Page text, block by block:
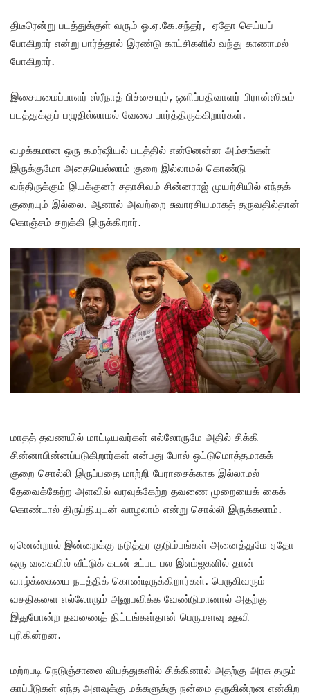
திடீரென்று படத்துக்குள் வரும் ஓ.ஏ.கே.சுந்தர், ஏதோ செய்யப்
போகிறார் என்று பார்த்தால் இரண்டு காட்சிகளில் வந்து காணாமல்
போகிறார்.
இசையமைப்பாளர் ஸ்ரீநாத் பிச்சையும், ஒளிப்பதிவாளர் பிரான்ஸிசும்
படத்துக்குப் பழுதில்லாமல் வேலை பார்த்திருக்கிறார்கள்.
வழக்கமான ஒரு கமர்ஷியல் படத்தில் என்னென்ன அம்சங்கள்
இருக்குமோ அதையெல்லாம் குறை இல்லாமல் கொண்டு
வந்திருக்கும் இயக்குனர் சதாசிவம் சின்னராஜ் முயற்சியில் எந்தக்
குறையும் இல்லை. ஆனால் அவற்றை சுவாரசியமாகத் தருவதில்தான்
கொஞ்சம் சறுக்கி இருக்கிறார்.
மாதத் தவணயில் மாட்டியவர்கள் எல்லோருமே அதில் சிக்கி
சின்னாபின்னப்படுகிறார்கள் என்பது போல் ஒட்டுமொத்தமாகக்
குறை சொல்லி இருப்பதை மாற்றி பேராசைக்காக இல்லாமல்
தேவைக்கேற்ற அளவில் வரவுக்கேற்ற தவணை முறையைக் கைக்
கொண்டால் திருப்தியுடன் வாழலாம் என்று சொல்லி இருக்கலாம்.
ஏனென்றால் இன்றைக்கு நடுத்தர குடும்பங்கள் அனைத்துமே ஏதோ
ஒரு வகையில் வீட்டுக் கடன் உட்பட பல இஎம்ஐகளில் தான்
வாழ்க்கையை நடத்திக் கொண்டிருக்கிறார்கள். பெருகிவரும்
வசதிகளை எல்லோரும் அனுபவிக்க வேண்டுமானால் அதற்கு
இதுபோன்ற தவணைத் திட்டங்கள்தான் பெருமளவு உதவி
புரிகின்றன.
மற்றபடி நெடுஞ்சாலை விபத்துகளில் சிக்கினால் அதற்கு அரசு தரும்
காப்பீடுகள் எந்த அளவுக்கு மக்களுக்கு நன்மை தருகின்றன என்கிற